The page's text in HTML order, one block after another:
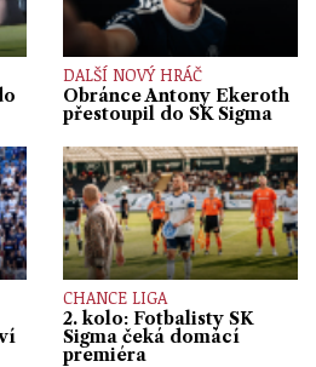
DALŠÍ NOVÝ HRÁČ
Obránce Antony Ekeroth
přestoupil do SK Sigma
CHANCE LIGA
2. kolo: Fotbalisty SK
Sigma čeká domácí
premiéra